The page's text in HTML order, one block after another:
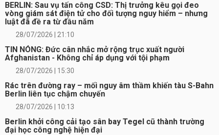
BERLIN: Sau vụ tấn công CSD: Thị trưởng kêu gọi đeo
vòng giám sát điện tử cho đối tượng nguy hiểm – nhưng
luật đã đề ra từ đầu năm
28/07/2026 | 21:10
TIN NÓNG: Đức cân nhắc mở rộng trục xuất người
Afghanistan - Không chỉ áp dụng với tội phạm
28/07/2026 | 15:30
Rác trên đường ray – mối nguy âm thầm khiến tàu S-Bahn
Berlin liên tục chậm chuyến
28/07/2026 | 10:13
Berlin khởi công cải tạo sân bay Tegel cũ thành trường
đại học công nghệ hiện đại